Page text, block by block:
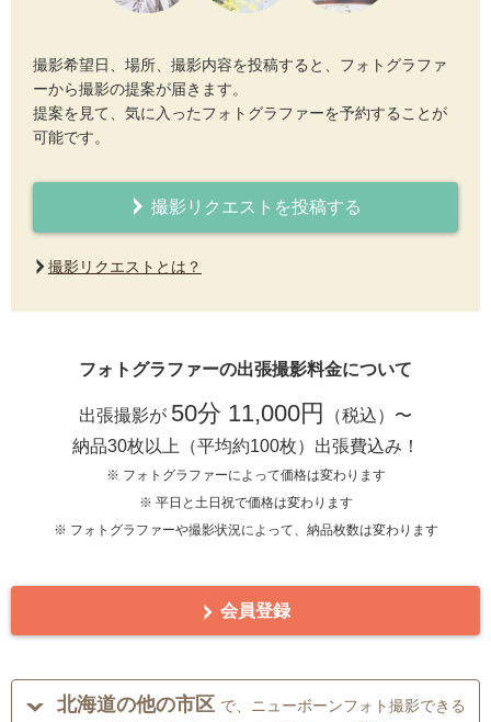
撮影希望日、場所、撮影内容を投稿すると、フォトグラファ
ーから撮影の提案が届きます。
提案を見て、気に入ったフォトグラファーを予約することが
可能です。
撮影リクエストを投稿する
撮影リクエストとは？
フォトグラファーの出張撮影料金について
出張撮影が 50分 11,000円
（税込）〜
納品30枚以上（平均約100枚）出張費込み！
※ フォトグラファーによって価格は変わります
※ 平日と土日祝で価格は変わります
※ フォトグラファーや撮影状況によって、納品枚数は変わります
会員登録
北海道の他の市区 で、ニューボーンフォト撮影できる